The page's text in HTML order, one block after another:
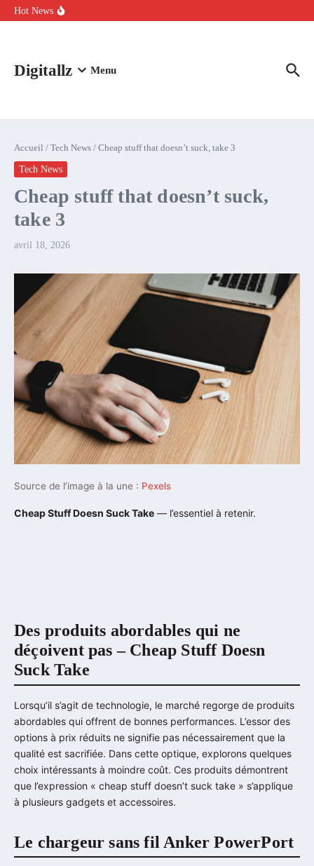
Aller au contenu
Hot News
Comment l’IA simplifie la data de caisse pour la transformer en
Digitallz Menu
Accueil / Tech News / Cheap stuff that doesn’t suck, take 3
Tech News
Cheap stuff that doesn’t suck,
take 3
avril 18, 2026
Source de l’image à la une : Pexels
Cheap Stuff Doesn Suck Take — l’essentiel à retenir.
Des produits abordables qui ne
déçoivent pas – Cheap Stuff Doesn
Suck Take
Lorsqu’il s’agit de technologie, le marché regorge de produits
abordables qui offrent de bonnes performances. L’essor des
options à prix réduits ne signifie pas nécessairement que la
qualité est sacrifiée. Dans cette optique, explorons quelques
choix intéressants à moindre coût. Ces produits démontrent
que l’expression « cheap stuff doesn’t suck take » s’applique
à plusieurs gadgets et accessoires.
Le chargeur sans fil Anker PowerPort